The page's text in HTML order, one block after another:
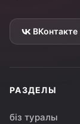
ВКонтакте
РАЗДЕЛЫ
біз туралы